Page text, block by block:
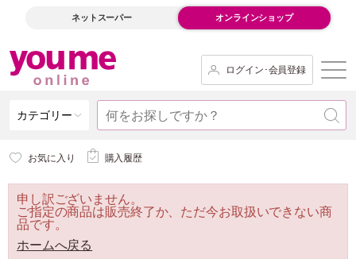
ネットスーパー オンラインショップ
ログイン･会員登録
カテゴリー
お気に入り 購入履歴
申し訳ございません。
ご指定の商品は販売終了か、ただ今お取扱いできない商
品です。
ホームへ戻る